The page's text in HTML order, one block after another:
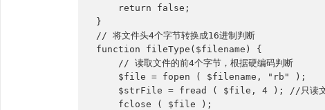
    return false;
}
// 将文件头4个字节转换成16进制判断
function fileType($filename) {
    // 读取文件的前4个字节，根据硬编码判断
    $file = fopen ( $filename, "rb" );
$strFile = fread ( $file, 4 ); //只读文
    fclose ( $file );